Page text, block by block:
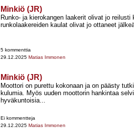
Minkiö (JR)
Runko-​ ja kierokangen laakerit olivat jo
runkolaakereiden kaulat olivat jo ottaneet
5 kommenttia
29.12.2025 Matias Immonen
Minkiö (JR)
Moottori on purettu kokonaan ja on päästy
kulumia. Myös uuden moottorin hankintaa
hyväkuntoisia...
Ei kommentteja
29.12.2025 Matias Immonen